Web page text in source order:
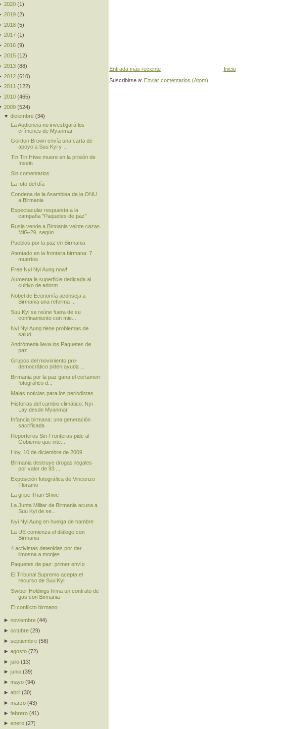
Entrada más reciente
Inicio
Suscribirse a: Enviar comentarios (Atom)
2020 (1)
2019 (2)
2018 (5)
2017 (1 )
2016 (9)
2015 (12)
2013 (88)
2012 (610)
2011 (122)
2010 (465)
2009 (524)
▼diciembre (34)
La Audiencia no investigará los
crímenes de Myanmar
Gordon Brown envía una carta de
apoyo a Suu Kyi y ...
Tin Tin Htwe muere en la prisión de
Insein
Sin comentarios
La foto del día
Condena de la Asamblea de la ONU
a Birmania
Espectacular respuesta a la
campaña "Paquetes de paz"
Rusia vende a Birmania veinte cazas
MiG-29, según ...
Pueblos por la paz en Birmania
Atentado en la frontera birmana: 7
muertos
Free Nyi Nyi Aung now!
Aumenta la superficie dedicada al
cultivo de adorm...
Nobel de Economía aconseja a
Birmania una reforma ...
Suu Kyi se reúne fuera de su
confinamiento con mie...
Nyi Nyi Aung tiene problemas de
salud
Andrómeda lleva los Paquetes de
paz
Grupos del movimiento pro-
democrático piden ayuda ...
Birmania por la paz gana el certamen
fotográfico d...
Malas noticias para los periodistas
Historias del cambio climático: Nyi
Lay desde Myanmar
Infancia birmana: una generación
sacrificada
Reporteros Sin Fronteras pide al
Gobierno que inte...
Hoy, 10 de diciembre de 2009
Birmania destruye drogas ilegales
por valor de 93 ...
Exposición fotográfica de Vincenzo
Floramo
La gripe Than Shwe
La Junta Militar de Birmania acusa a
Suu Kyi de se...
Nyi Nyi Aung en huelga de hambre
La UE comienza el diálogo con
Birmania
4 activistas detenidas por dar
limosna a monjes
Paquetes de paz: primer envío
El Tribunal Supremo acepta el
recurso de Suu Kyi
Swiber Holdings firma un contrato de
gas con Birmania
El conflicto birmano
►noviembre (44)
►octubre (29)
►septiembre (58)
►agosto (72)
►julio (13)
►junio (39)
►mayo (94)
►abril (30)
►marzo (43)
►febrero (41)
►enero (27)